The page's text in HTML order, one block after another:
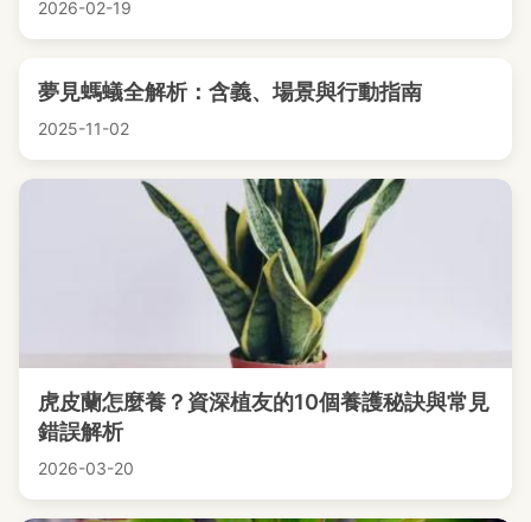
2026-02-19
夢見螞蟻全解析：含義、場景與行動指南
2025-11-02
虎皮蘭怎麼養？資深植友的10個養護秘訣與常見
錯誤解析
2026-03-20